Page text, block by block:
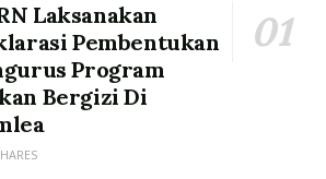
Laksanakan
Pembentukan
Program
Bergizi Di